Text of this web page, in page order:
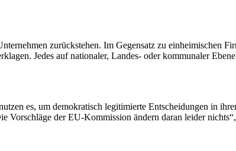
zurückstehen. Im Gegensatz zu einheimischen
Jedes auf nationaler, Landes- oder kommunaler
es, um demokratisch legitimierte Entscheidungen in
Vorschläge der EU-Kommission ändern daran leider